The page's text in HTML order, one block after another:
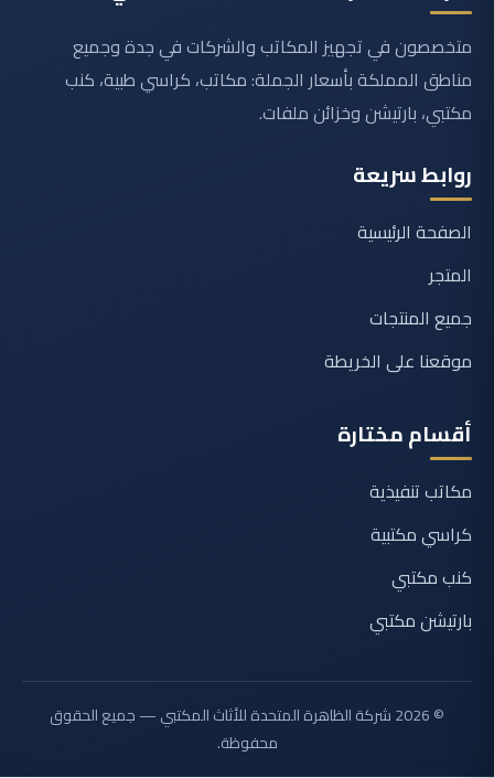
متخصصون في تجهيز المكاتب والشركات في جدة وجميع
مناطق المملكة بأسعار الجملة: مكاتب، كراسي طبية، كنب
مكتبي، بارتيشن وخزائن ملفات.
روابط سريعة
الصفحة الرئيسية
المتجر
جميع المنتجات
موقعنا على الخريطة
أقسام مختارة
مكاتب تنفيذية
كراسي مكتبية
كنب مكتبي
بارتيشن مكتبي
© 2026 شركة الظاهرة المتحدة للأثاث المكتبي — جميع الحقوق
محفوظة.